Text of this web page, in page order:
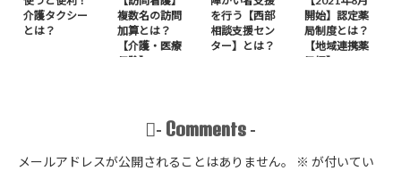
介護タクシー
とは？
複数名の訪問
加算とは？
【介護・医療
保険】
を行う【西部
相談支援セン
ター】とは？
開始】認定薬
局制度とは？
【地域連携薬
局編】
- Comments -
メールアドレスが公開されることはありません。 ※ が付いてい